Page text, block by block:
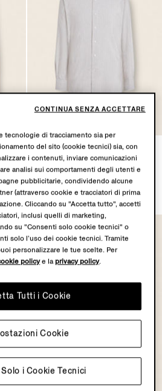
Camicia in Blend di Seta e
Cotone a Righe Marrone e
Bianca
CHF980.0
tecnologie di tracciamento sia per
del sito (cookie tecnici) sia, con
i contenuti, inviare comunicazioni
analisi sui comportamenti degli utenti e
pubblicitarie, condividendo alcune
(attraverso cookie e tracciatori di prima
Cliccando su "Accetta tutto", accetti
inclusi quelli di marketing,
su "Consenti solo cookie tecnici" o
solo l’uso dei cookie tecnici. Tramite
personalizzare le tue scelte. Per
policye laprivacy policy.
i Cookie Tecnici
Tutti i Cookie
Cookie
CONTINUA SENZA ACCETTARE